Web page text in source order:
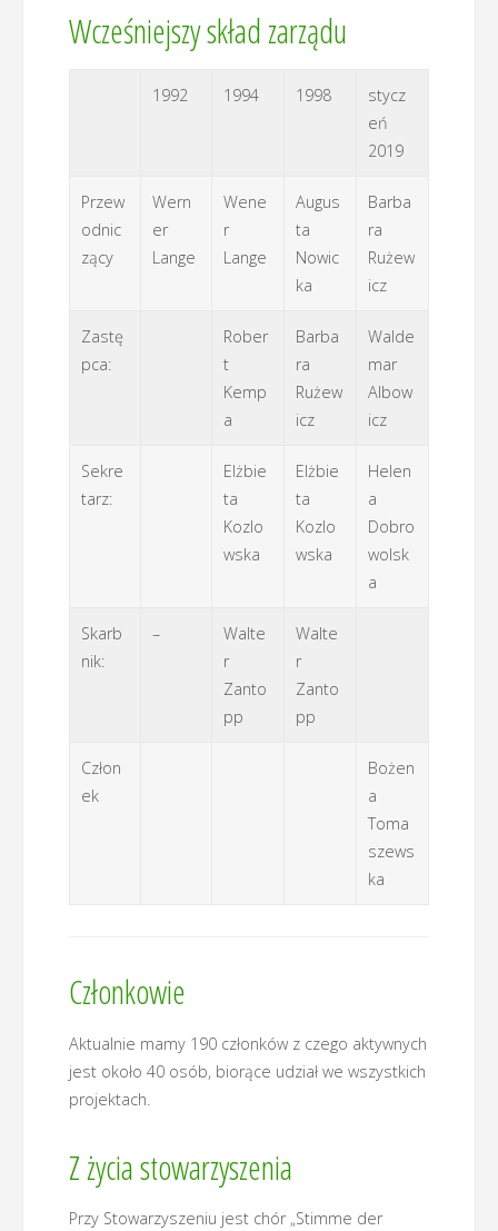
Wcześniejszy skład zarządu
1992 1994 1998
stycz
eń
2019
Przew
odnic
zący
Wern
er
Lange
Wene
r
Lange
Augus
ta
Nowic
ka
Barba
ra
Rużew
icz
Zastę
pca:
Rober
t
Kemp
a
Barba
ra
Rużew
icz
Walde
mar
Albow
icz
Sekre
tarz:
Elżbie
ta
Kozlo
wska
Elżbie
ta
Kozlo
wska
Helen
a
Dobro
wolsk
a
Skarb
nik:
–
Walte
r
Zanto
pp
Walte
r
Zanto
pp
Człon
ek
Bożen
a
Toma
szews
ka
Członkowie
Aktualnie mamy 190 członków z czego aktywnych
jest około 40 osób, biorące udział we wszystkich
projektach.
Z życia stowarzyszenia
Przy Stowarzyszeniu jest chór „Stimme der